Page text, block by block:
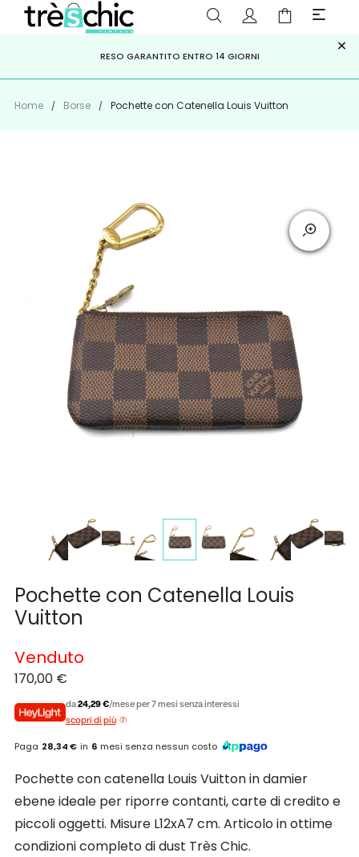
PAGA A RATE CONKLARNA,HEYLIGHT, APPAGO
ISCRIVITI ALLA NEWSLETTER PER NON PERDERE SCONTI E
OFFERTE IMPERDIBILI!
RESO GARANTITO ENTRO 14 GIORNI ×
Home Borse Pochette con Catenella Louis Vuitton
Pochette con Catenella Louis
Vuitton
170,00 €
da24,29 €/mese per 7 mesi senza interessi
scopri di più
Paga 28,34 € in 6 mesi senza nessun costo
Venduto
Pochette con catenella Louis Vuitton in damier
ebene ideale per riporre contanti, carte di credito e
piccoli oggetti. Misure L12xA7 cm. Articolo in ottime
condizioni completo di dust Très Chic.